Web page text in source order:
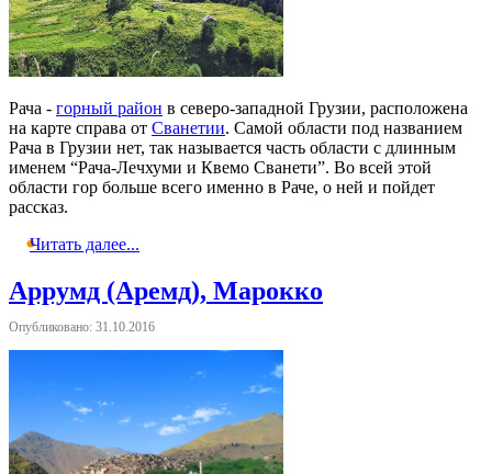
Рача - горный район в северо-западной Грузии, расположена
на карте справа от Сванетии. Самой области под названием
Рача в Грузии нет, так называется часть области с длинным
именем “Рача-Лечхуми и Квемо Сванети”. Во всей этой
области гор больше всего именно в Раче, о ней и пойдет
рассказ.
Читать далее...
Аррумд (Аремд), Марокко
Опубликовано: 31.10.2016